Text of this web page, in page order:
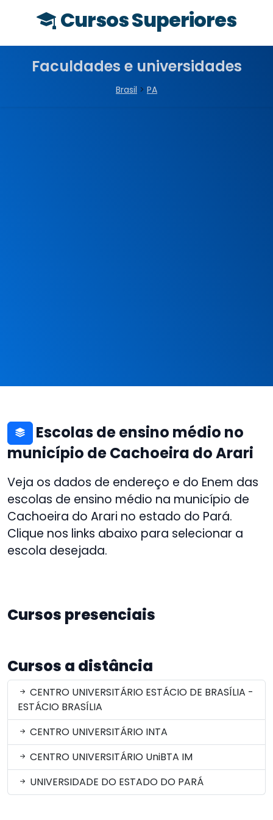
Cursos Superiores
Faculdades e universidades
Brasil > PA
Escolas de ensino médio no
município de Cachoeira do Arari
Veja os dados de endereço e do Enem das
escolas de ensino médio na município de
Cachoeira do Arari no estado do Pará.
Clique nos links abaixo para selecionar a
escola desejada.
Cursos presenciais
Cursos a distância
CENTRO UNIVERSITÁRIO ESTÁCIO DE BRASÍLIA -
ESTÁCIO BRASÍLIA
CENTRO UNIVERSITÁRIO INTA
CENTRO UNIVERSITÁRIO UniBTA IM
UNIVERSIDADE DO ESTADO DO PARÁ